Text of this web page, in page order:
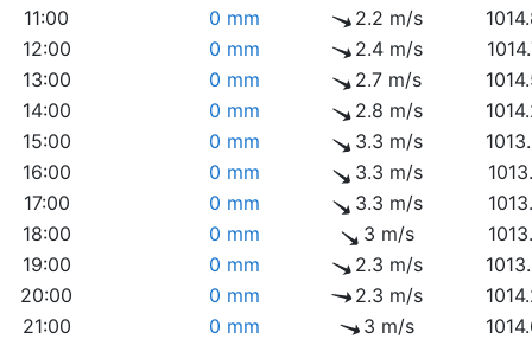
11:00
0 mm 2.2 m/s
12:00
0 mm 2.4 m/s
13:00
0 mm 2.7 m/s
14:00
0 mm 2.8 m/s
15:00
0 mm 3.3 m/s
16:00
0 mm 3.3 m/s
17:00
0 mm 3.3 m/s
18:00
0 mm 3 m/s
19:00
0 mm 2.3 m/s
20:00
0 mm 2.3 m/s
21:00
0 mm 3 m/s